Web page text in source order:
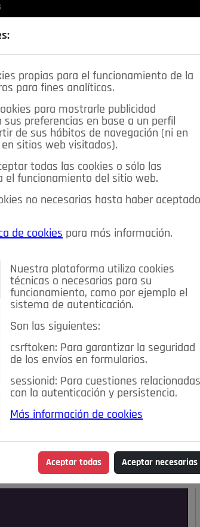
CRÓNICAS DE
OPINIÓN IN SALUD 🔴 EN DIRECTO
Economía
Educación
propias para el funcionamiento de la
para fines analíticos.
para mostrarle publicidad
sus preferencias en base a un perfil
de sus hábitos de navegación (ni en
sitios web visitados).
todas las cookies o sólo las
el funcionamiento del sitio web.
no necesarias hasta haber aceptado
de cookies para más información.
Nuestra plataforma utiliza cookies
técnicas o necesarias para su
funcionamiento, como por ejemplo el
sistema de autenticación.
Son las siguientes:
csrftoken: Para garantizar la seguridad
de los envíos en formularios.
sessionid: Para cuestiones relacionadas
con la autenticación y persistencia.
Más información de cookies
Aceptar todas Aceptar necesarias